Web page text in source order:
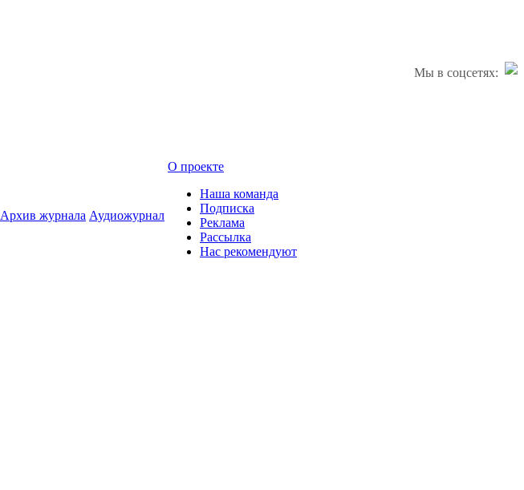
Мы в соцсетях:
Архив журнала Аудиожурнал
О проекте
Наша команда
Подписка
Реклама
Рассылка
Нас рекомендуют